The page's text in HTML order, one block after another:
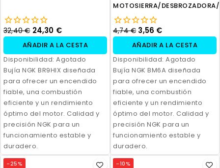
32,40 € 24,30 €
AÑADIR A LA CESTA
Disponibilidad: Agotado
Bujía NGK BR9HIX diseñada
para ofrecer un encendido
fiable, una combustión
eficiente y un rendimiento
óptimo del motor. Calidad y
precisión NGK para un
funcionamiento estable y
duradero.
MOTOSIERRA/
4,74 € 3,56 €
AÑADIR A LA CESTA
Disponibilidad: Agotado
Bujía NGK BM6A diseñada
para ofrecer un encendido
fiable, una combustión
eficiente y un rendimiento
óptimo del motor. Calidad y
precisión NGK para un
funcionamiento estable y
duradero.
-25% -10%